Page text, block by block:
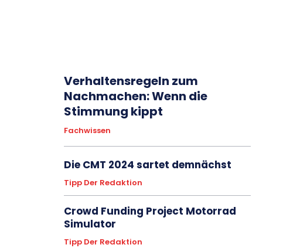
Verhaltensregeln zum
Nachmachen: Wenn die
Stimmung kippt
Fachwissen
Die CMT 2024 sartet demnächst
Tipp Der Redaktion
Crowd Funding Project Motorrad
Simulator
Tipp Der Redaktion